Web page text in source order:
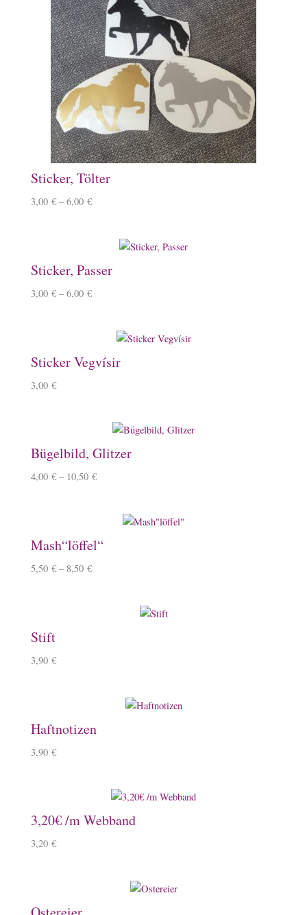
Sticker, Tölter
3,00 € –6,00 €
Sticker, Passer
3,00 € –6,00 €
Sticker Vegvísir
3,00 €
Bügelbild, Glitzer
4,00 € – 10,50 €
Mash“löffel“
5,50 € – 8,50 €
Stift
3,90 €
Haftnotizen
3,90 €
3,20€ /m Webband
3,20 €